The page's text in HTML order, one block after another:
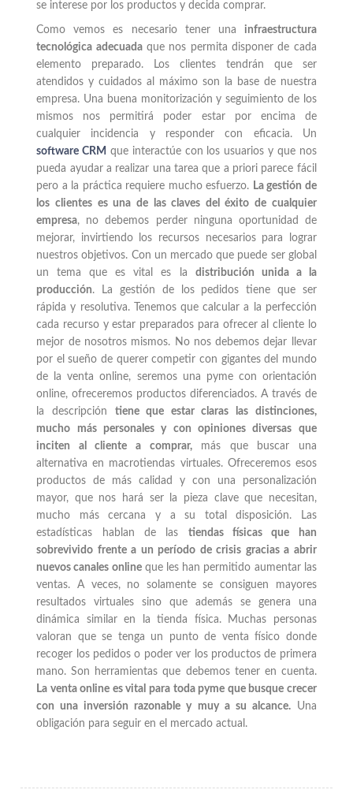
se interese por los productos y decida comprar.
Como vemos es necesario tener una infraestructura
tecnológica adecuadaque nos permita disponer de cada
elemento preparado. Los clientes tendrán que ser
atendidos y cuidados al máximo son la base de nuestra
empresa. Una buena monitorización y seguimiento de los
mismos nos permitirá poder estar por encima de
cualquier incidencia y responder con eficacia. Un
software CRM que interactúe con los usuarios y que nos
pueda ayudar a realizar una tarea que a priori parece fácil
pero a la práctica requiere mucho esfuerzo. La gestión de
los clientes es una de las claves del éxito de cualquier
empresa, no debemos perder ninguna oportunidad de
mejorar, invirtiendo los recursos necesarios para lograr
nuestros objetivos. Con un mercado que puede ser global
un tema que es vital es la distribución unida a la
producción. La gestión de los pedidos tiene que ser
rápida y resolutiva. Tenemos que calcular a la perfección
cada recurso y estar preparados para ofrecer al cliente lo
mejor de nosotros mismos. No nos debemos dejar llevar
por el sueño de querer competir con gigantes del mundo
de la venta online, seremos una pyme con orientación
online, ofreceremos productos diferenciados. A través de
la descripción tiene que estar claras las distinciones,
mucho más personales y con opiniones diversas que
inciten al cliente a comprar,más que buscar una
alternativa en macrotiendas virtuales. Ofreceremos esos
productos de más calidad y con una personalización
mayor, que nos hará ser la pieza clave que necesitan,
mucho más cercana y a su total disposición. Las
estadísticas hablan de las tiendas físicas que han
sobrevivido frente a un período de crisis gracias a abrir
nuevos canales onlineque les han permitido aumentar las
ventas. A veces, no solamente se consiguen mayores
resultados virtuales sino que además se genera una
dinámica similar en la tienda física. Muchas personas
valoran que se tenga un punto de venta físico donde
recoger los pedidos o poder ver los productos de primera
mano. Son herramientas que debemos tener en cuenta.
La venta online es vital para toda pyme que busque crecer
con una inversión razonable y muy a su alcance.Una
obligación para seguir en el mercado actual.